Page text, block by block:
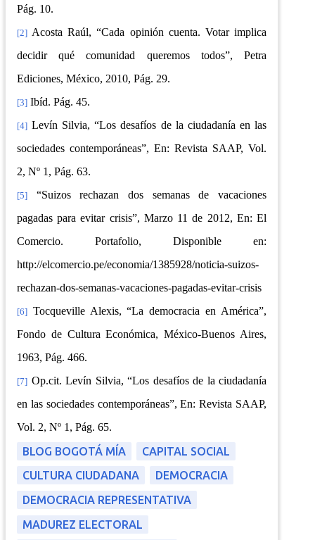
Pág. 10.
[2] Acosta Raúl, “Cada opinión cuenta. Votar implica
decidir qué comunidad queremos todos”, Petra
Ediciones, México, 2010, Pág. 29.
[3] Ibíd. Pág. 45.
[4] Levín Silvia, “Los desafíos de la ciudadanía en las
sociedades contemporáneas”, En: Revista SAAP, Vol.
2, Nº 1, Pág. 63.
[5] “Suizos rechazan dos semanas de vacaciones
pagadas para evitar crisis”, Marzo 11 de 2012, En: El
Comercio. Portafolio, Disponible en:
http://elcomercio.pe/economia/1385928/noticia-suizos-
rechazan-dos-semanas-vacaciones-pagadas-evitar-crisis
[6] Tocqueville Alexis, “La democracia en América”,
Fondo de Cultura Económica, México-Buenos Aires,
1963, Pág. 466.
[7] Op.cit. Levín Silvia, “Los desafíos de la ciudadanía
en las sociedades contemporáneas”, En: Revista SAAP,
Vol. 2, Nº 1, Pág. 65.
BLOG BOGOTÁ MÍA
CAPITAL SOCIAL
CULTURA CIUDADANA
DEMOCRACIA
DEMOCRACIA REPRESENTATIVA
MADUREZ ELECTORAL